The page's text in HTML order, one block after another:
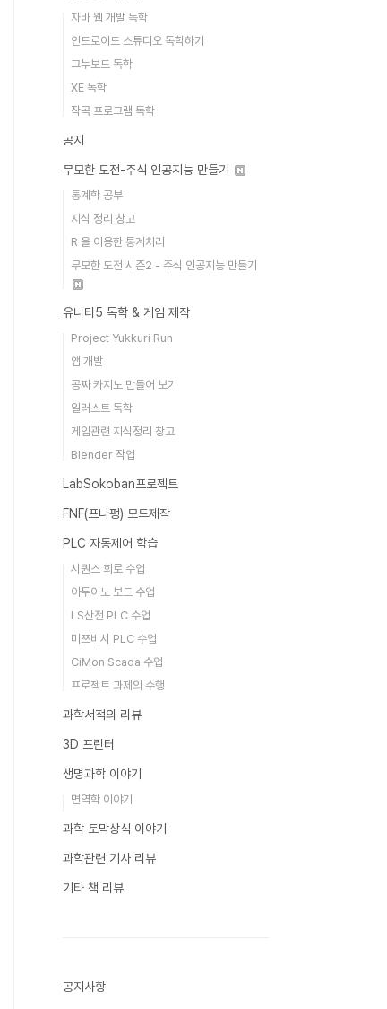
자바 웹 개발 독학
안드로이드 스튜디오 독학하기
그누보드 독학
XE 독학
작곡 프로그램 독학
공지
무모한 도전-주식 인공지능 만들기
통계학 공부
지식 정리 창고
R 을 이용한 통계처리
무모한 도전 시즌2 - 주식 인공지능 만들기
유니티5 독학 & 게임 제작
Project Yukkuri Run
앱 개발
공짜 카지노 만들어 보기
일러스트 독학
게임관련 지식정리 창고
Blender 작업
LabSokoban프로젝트
FNF(프나펑) 모드제작
PLC 자동제어 학습
시퀀스 회로 수업
아두이노 보드 수업
LS산전 PLC 수업
미쯔비시 PLC 수업
CiMon Scada 수업
프로젝트 과제의 수행
과학서적의 리뷰
3D 프린터
생명과학 이야기
면역학 이야기
과학 토막상식 이야기
과학관련 기사 리뷰
기타 책 리뷰
공지사항